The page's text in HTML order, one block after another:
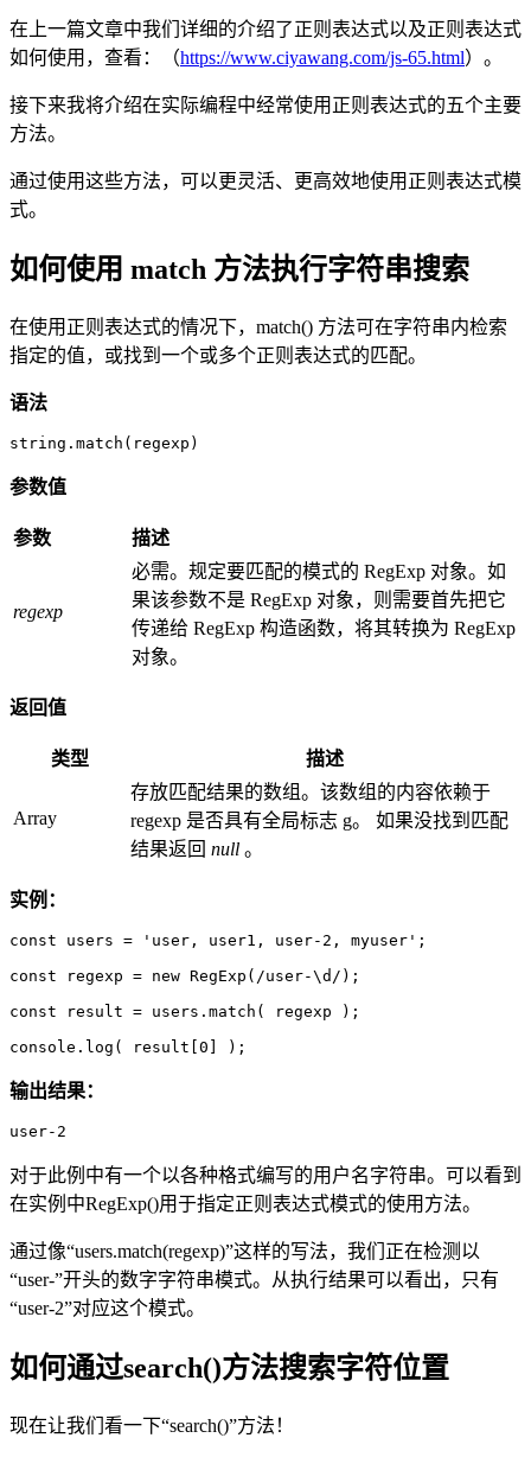
在上一篇文章中我们详细的介绍了正则表达式以及正则表达式
如何使用，查看：（https://www.ciyawang.com/js-65.html）。
接下来我将介绍在实际编程中经常使用正则表达式的五个主要
方法。
通过使用这些方法，可以更灵活、更高效地使用正则表达式模
式。
如何使用 match 方法执行字符串搜索
在使用正则表达式的情况下，match() 方法可在字符串内检索
指定的值，或找到一个或多个正则表达式的匹配。
语法
string.match(regexp)
参数值
参数 描述
regexp
必需。规定要匹配的模式的 RegExp 对象。如
果该参数不是 RegExp 对象，则需要首先把它
传递给 RegExp 构造函数，将其转换为 RegExp
对象。
返回值
类型 描述
Array
存放匹配结果的数组。该数组的内容依赖于
regexp 是否具有全局标志 g。 如果没找到匹配
结果返回 null 。
实例：
const users = 'user, user1, user-2, myuser';
const regexp = new RegExp(/user-\d/);
const result = users.match( regexp );
console.log( result[0] );
输出结果：
user-2
对于此例中有一个以各种格式编写的用户名字符串。可以看到
在实例中RegExp()用于指定正则表达式模式的使用方法。
通过像“users.match(regexp)”这样的写法，我们正在检测以
“user-”开头的数字字符串模式。从执行结果可以看出，只有
“user-2”对应这个模式。
如何通过search()方法搜索字符位置
现在让我们看一下“search()”方法！